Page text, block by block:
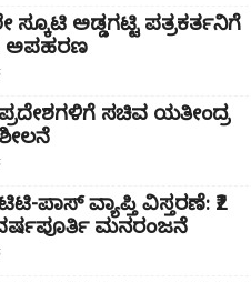
ಸ್ಕೂಟಿ ಅಡ್ಡಗಟ್ಟಿ ಪತ್ರಕರ್ತನಿಗೆ
ಅಪಹರಣ
ಸಚಿವ ಯತೀಂದ್ರ
ಪಾಸ್ ವ್ಯಾಪ್ತಿ ವಿಸ್ತರಣೆ: ₹2
ಮನರಂಜನೆ